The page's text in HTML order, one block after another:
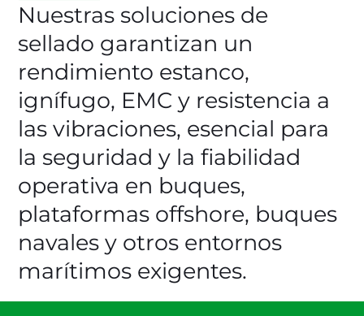
Nuestras soluciones de
sellado garantizan un
rendimiento estanco,
ignífugo, EMC y resistencia a
las vibraciones, esencial para
la seguridad y la fiabilidad
operativa en buques,
plataformas offshore, buques
navales y otros entornos
marítimos exigentes.